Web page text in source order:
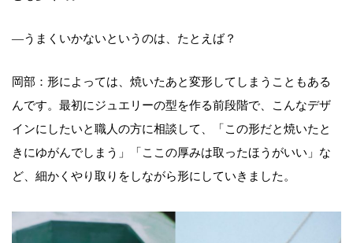
—うまくいかないというのは、たとえば？
岡部：形によっては、焼いたあと変形してしまうこともある
んです。最初にジュエリーの型を作る前段階で、こんなデザ
インにしたいと職人の方に相談して、「この形だと焼いたと
きにゆがんでしまう」「ここの厚みは取ったほうがいい」な
ど、細かくやり取りをしながら形にしていきました。